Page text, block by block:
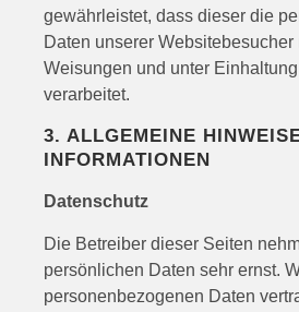
gewährleistet, dass dieser die
Daten unserer
Weisungen und unter
verarbeitet.
3. ALLGEMEINE
INFORMATIONEN
Datenschutz
Die Betreiber dieser Seiten
persönlichen Daten sehr ernst.
personenbezogenen Daten